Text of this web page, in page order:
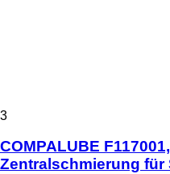
3
COMPALUBE
Zentralschmierung für